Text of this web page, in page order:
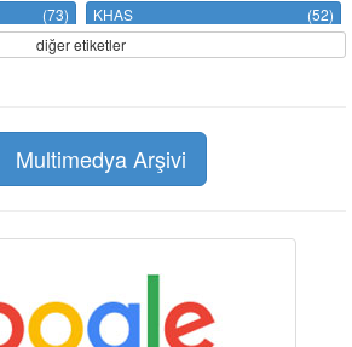
(73) KHAS
(52)
diğer etiketler
Multimedya Arşivi